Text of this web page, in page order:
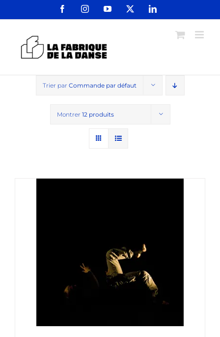
FacebookInstagramYouTube LinkedIn
Trier par Commande par défaut
Montrer 12 produits